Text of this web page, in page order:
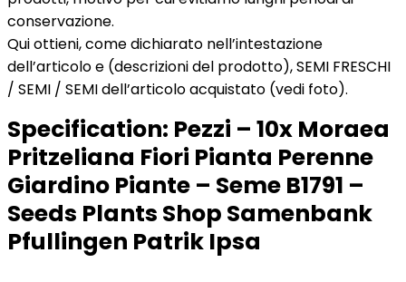
conservazione.
Qui ottieni, come dichiarato nell’intestazione
dell’articolo e (descrizioni del prodotto), SEMI FRESCHI
/ SEMI / SEMI dell’articolo acquistato (vedi foto).
Specification: Pezzi – 10x Moraea
Pritzeliana Fiori Pianta Perenne
Giardino Piante – Seme B1791 –
Seeds Plants Shop Samenbank
Pfullingen Patrik Ipsa